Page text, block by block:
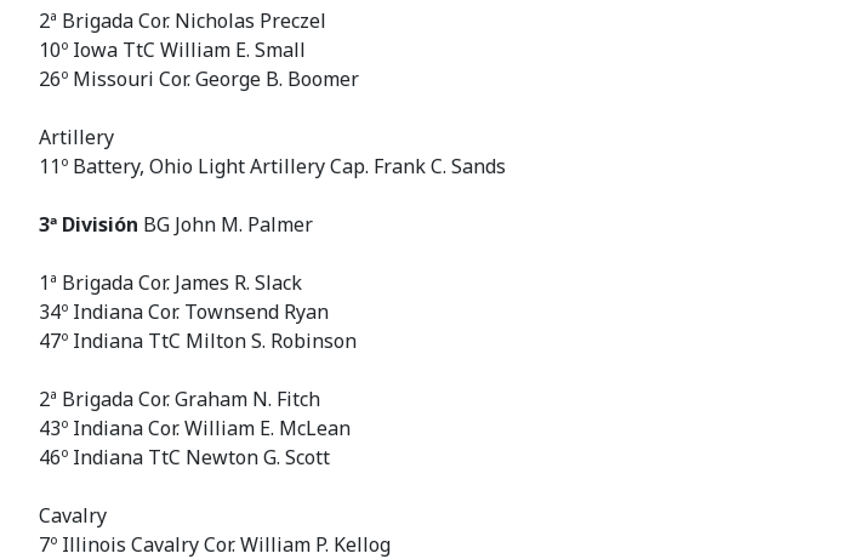
2ª Brigada Cor. Nicholas Preczel
10º Iowa TtC William E. Small
26º Missouri Cor. George B. Boomer
Artillery
11º Battery, Ohio Light Artillery Cap. Frank C. Sands
3ª División BG John M. Palmer
1ª Brigada Cor. James R. Slack
34º Indiana Cor. Townsend Ryan
47º Indiana TtC Milton S. Robinson
2ª Brigada Cor. Graham N. Fitch
43º Indiana Cor. William E. McLean
46º Indiana TtC Newton G. Scott
Cavalry
7º Illinois Cavalry Cor. William P. Kellog